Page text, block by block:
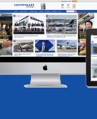
Podcasts